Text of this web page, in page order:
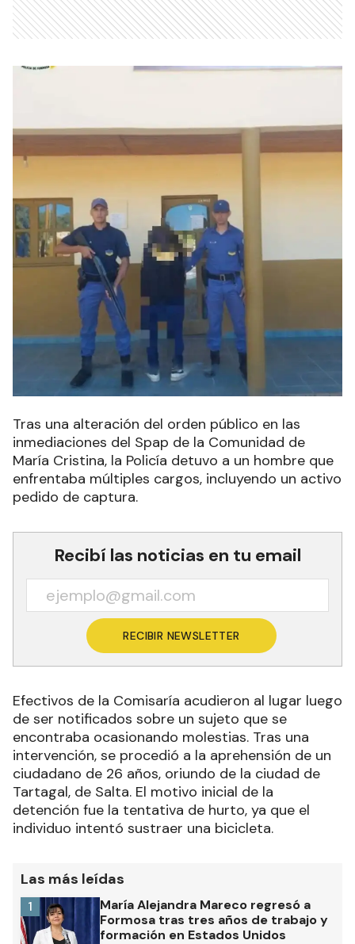
Tras una alteración del orden público en las
inmediaciones del Spap de la Comunidad de
María Cristina, la Policía detuvo a un hombre que
enfrentaba múltiples cargos, incluyendo un activo
pedido de captura.
Recibí las noticias en tu email
RECIBIR NEWSLETTER
Efectivos de la Comisaría acudieron al lugar luego
de ser notificados sobre un sujeto que se
encontraba ocasionando molestias. Tras una
intervención, se procedió a la aprehensión de un
ciudadano de 26 años, oriundo de la ciudad de
Tartagal, de Salta. El motivo inicial de la
detención fue la tentativa de hurto, ya que el
individuo intentó sustraer una bicicleta.
Las más leídas
María Alejandra Mareco regresó a
Formosa tras tres años de trabajo y
formación en Estados Unidos
1